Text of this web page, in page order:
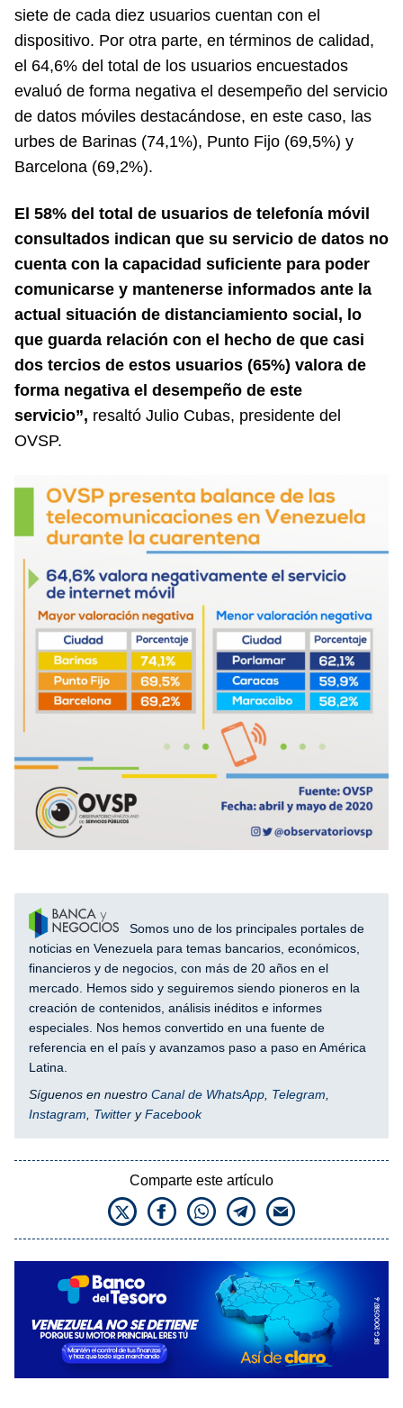
siete de cada diez usuarios cuentan con el
dispositivo. Por otra parte, en términos de calidad,
el 64,6% del total de los usuarios encuestados
evaluó de forma negativa el desempeño del servicio
de datos móviles destacándose, en este caso, las
urbes de Barinas (74,1%), Punto Fijo (69,5%) y
Barcelona (69,2%).
El 58% del total de usuarios de telefonía móvil
consultados indican que su servicio de datos no
cuenta con la capacidad suficiente para poder
comunicarse y mantenerse informados ante la
actual situación de distanciamiento social, lo
que guarda relación con el hecho de que casi
dos tercios de estos usuarios (65%) valora de
forma negativa el desempeño de este
servicio”, resaltó Julio Cubas, presidente del
OVSP.
Somos uno de los principales portales de
noticias en Venezuela para temas bancarios, económicos,
financieros y de negocios, con más de 20 años en el
mercado. Hemos sido y seguiremos siendo pioneros en la
creación de contenidos, análisis inéditos e informes
especiales. Nos hemos convertido en una fuente de
referencia en el país y avanzamos paso a paso en América
Latina.
Síguenos en nuestro Canal de WhatsApp Telegram
Instagram
Twitter yFacebook
Comparte este artículo